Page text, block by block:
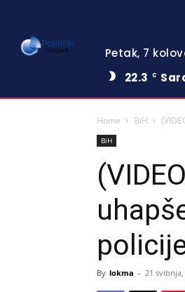
Petak, 7
22.3
C
Home BiH
BiH
By lokma - 21 svibnja,